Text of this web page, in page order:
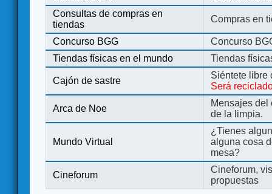
Consultas de compras en
tiendas
Compras en
Concurso BGG
Concurso
Tiendas físicas en el mundo
Tiendas
Cajón de sastre
Siéntete libre
Será
Arca de Noe
Mensajes del
de la limpia.
Mundo Virtual
¿Tienes
alguna cosa
mesa?
Cineforum
Cineforum,
propuestas